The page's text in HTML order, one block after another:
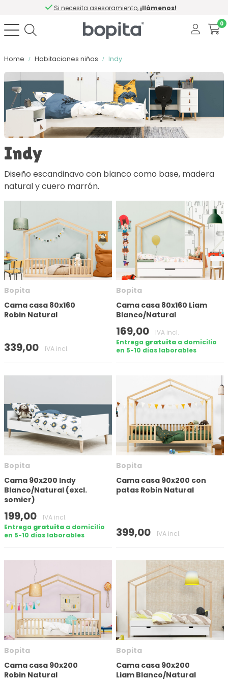
Si necesita asesoramiento, ¡llámenos!
0
Home Habitaciones niños Indy
Ordenar por
Color
Material
Con cierre suave
Número de cajones
Número de puertas
Tamaño del colchón (cm)
En stock
Aplicar filtro
Indy
Diseño escandinavo con blanco como base, madera
natural y cuero marrón.
Bopita
Cama casa 80x160
Robin Natural
339,00 IVA incl.
Bopita
Cama casa 80x160 Liam
Blanco/Natural
169,00
IVA incl.
Entrega gratuitaa domicilio
en 5-10 días laborables
Bopita
Cama 90x200 Indy
Blanco/Natural (excl.
somier)
199,00
IVA incl.
Entrega gratuita a domicilio
en 5-10 días laborables
Bopita
Cama casa 90x200 con
patas Robin Natural
399,00 IVA incl.
Bopita
Cama casa 90x200
Robin Natural
Bopita
Cama casa 90x200
Liam Blanco/Natural